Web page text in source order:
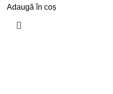
Adaugă în coș